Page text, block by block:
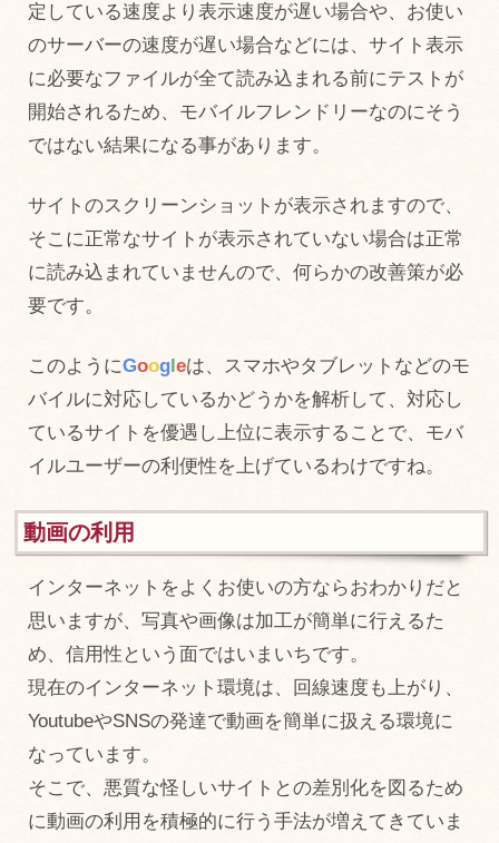
定している速度より表示速度が遅い場合や、お使い
のサーバーの速度が遅い場合などには、サイト表示
に必要なファイルが全て読み込まれる前にテストが
開始されるため、モバイルフレンドリーなのにそう
ではない結果になる事があります。
サイトのスクリーンショットが表示されますので、
そこに正常なサイトが表示されていない場合は正常
に読み込まれていませんので、何らかの改善策が必
要です。
このようにGoog leは、スマホやタブレットなどのモ
バイルに対応しているかどうかを解析して、対応し
ているサイトを優遇し上位に表示することで、モバ
イルユーザーの利便性を上げているわけですね。
動画の利用
インターネットをよくお使いの方ならおわかりだと
思いますが、写真や画像は加工が簡単に行えるた
め、信用性という面ではいまいちです。
現在のインターネット環境は、回線速度も上がり、
YoutubeやSNSの発達で動画を簡単に扱える環境に
なっています。
そこで、悪質な怪しいサイトとの差別化を図るため
に動画の利用を積極的に行う手法が増えてきていま